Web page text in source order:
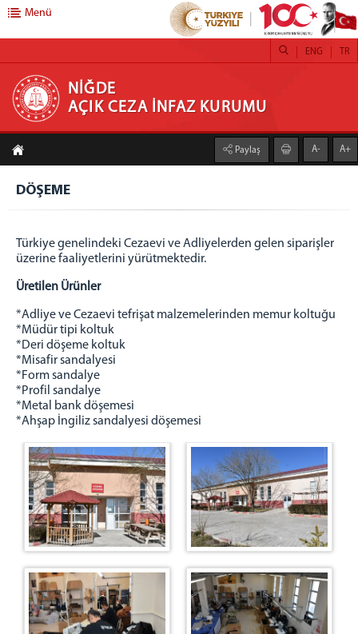
NİĞDE AÇIK CEZA İNFAZ KURUMU
ANA SAYFA
BİRİMLER
BİLGİ İŞLEM TEKNİK OFİS
BAKANLIK MUHABERE
MUHASEBE
DİŞ HEKİMLİĞİ
PSİKO SOSYAL SERVİS
İNFAZ
EĞİTİM
EMANET PARA
GENEL BÜTÇE AMBAR
ATÖLYELERİMİZ
BAKIM ONARIM
DÖŞEME
FIRIN
KANTAR
MOBİLYA
MANDIRA
ZİRAAT
Menü
NİĞDE
AÇIK CEZA İNFAZ KURUMU
TR
ENG
Paylaş A- A+
DÖŞEME
Türkiye genelindeki Cezaevi ve Adliyelerden gelen siparişler
üzerine faaliyetlerini yürütmektedir.
Üretilen Ürünler
*Adliye ve Cezaevi tefrişat malzemelerinden memur koltuğu
*Müdür tipi koltuk
*Deri döşeme koltuk
*Misafir sandalyesi
*Form sandalye
*Profil sandalye
*Metal bank döşemesi
*Ahşap İngiliz sandalyesi döşemesi